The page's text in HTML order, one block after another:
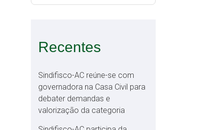
Recentes
Sindifisco-AC reúne-se com
governadora na Casa Civil para
debater demandas e
valorização da categoria